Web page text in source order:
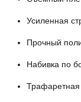
Усиленная
Прочный
Набивка по
Трафаретная